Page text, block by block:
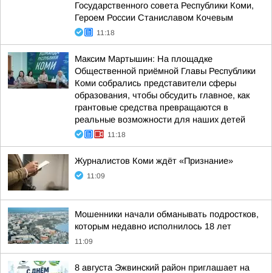
Государственного совета Республики Коми,
Героем России Станиславом Кочевым
11:18
Максим Мартышин: На площадке
Общественной приёмной Главы Республики
Коми собрались представители сферы
образования, чтобы обсудить главное, как
грантовые средства превращаются в
реальные возможности для наших детей
11:18
Журналистов Коми ждёт «Признание»
11:09
Мошенники начали обманывать подростков,
которым недавно исполнилось 18 лет
11:09
8 августа Эжвинский район приглашает на